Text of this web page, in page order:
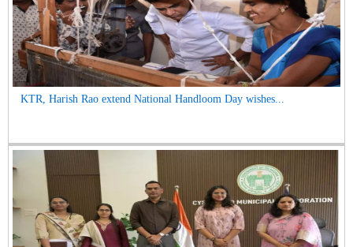
KTR, Harish Rao extend National Handloom Day wishes...